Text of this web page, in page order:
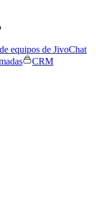
equipos de JivoChat
CRM